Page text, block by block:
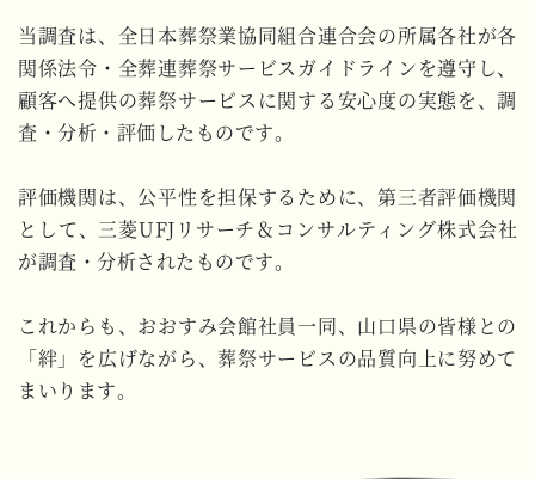
当調査は、全日本葬祭業協同組合連合会の所属各社が各
関係法令・全葬連葬祭サービスガイドラインを遵守し、
顧客へ提供の葬祭サービスに関する安心度の実態を、調
査・分析・評価したものです。
評価機関は、公平性を担保するために、第三者評価機関
として、三菱UFJリサーチ＆コンサルティング株式会社
が調査・分析されたものです。
これからも、おおすみ会館社員一同、山口県の皆様との
「絆」を広げながら、葬祭サービスの品質向上に努めて
まいります。